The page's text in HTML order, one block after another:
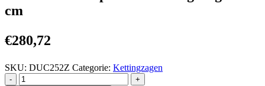
cm
€280,72
SKU: DUC252Z Categorie: Kettingzagen
- +